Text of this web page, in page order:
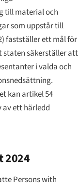
till material och
som uppstår till
fastställer ett mål för
staten säkerställer att
i valda och
kan artikel 54
av ett härledd
2024
Persons with